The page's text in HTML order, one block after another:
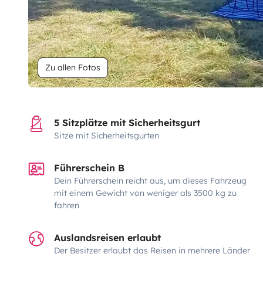
Zu allen Fotos
5 Sitzplätze mit Sicherheitsgurt
Sitze mit Sicherheitsgurten
Führerschein B
Dein Führerschein reicht aus, um dieses Fahrzeug
mit einem Gewicht von weniger als 3500 kg zu
fahren
Auslandsreisen erlaubt
Der Besitzer erlaubt das Reisen in mehrere Länder